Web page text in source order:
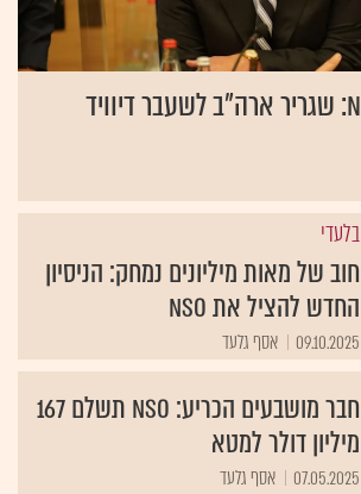
יו"ר חדש ל-NSO: שגריר ארה"ב לשעבר דיוויד
בלעדי
חוב של מאות מיליונים נמחק: הניסיון
החדש להציל את NSO
09.10.2025 אסף גלעד
חבר מושבעים הכריע: NSO תשלם 167
מיליון דולר למטא
07.05.2025 אסף גלעד